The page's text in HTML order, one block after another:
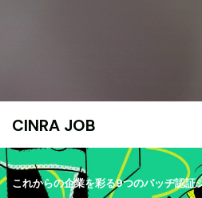
CINRA JOB
これからの企業を彩る9つのバッヂ認証